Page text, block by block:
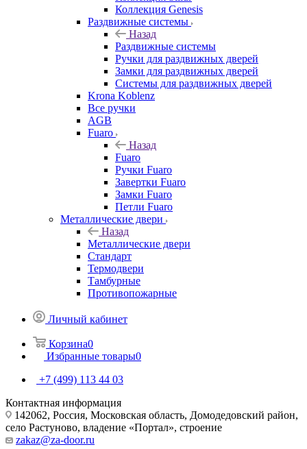
Коллекция Genesis
Раздвижные системы
Назад
Раздвижные системы
Ручки для раздвижных дверей
Замки для раздвижных дверей
Системы для раздвижных дверей
Krona Koblenz
Все ручки
AGB
Fuaro
Назад
Fuaro
Ручки Fuaro
Завертки Fuaro
Замки Fuaro
Петли Fuaro
Металлические двери
Назад
Металлические двери
Стандарт
Термодвери
Тамбурные
Противопожарные
Личный кабинет
Корзина0
Избранные товары0
+7 (499) 113 44 03
Контактная информация
142062, Россия, Московская область, Домодедовский район,
село Растуново, владение «Портал», строение
zakaz@za-door.ru